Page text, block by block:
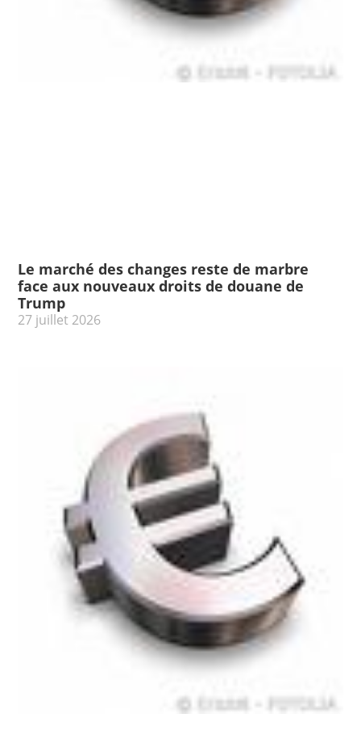
Le marché des changes reste de marbre
face aux nouveaux droits de douane de
Trump
27 juillet 2026